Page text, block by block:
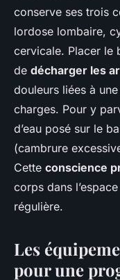
conserve ses trois
lordose lombaire,
cervicale. Placer le
de décharger les
douleurs liées à
charges. Pour y
d’eau posé sur le
(cambrure
Cette conscience
corps dans
régulière.
Les
pour une